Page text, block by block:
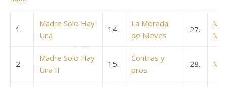
1.
Madre Solo Hay
Una
14.
La Morada
de Nieves
27.
2.
Madre Solo Hay
Una II
15.
Contras y
pros
28. Mi